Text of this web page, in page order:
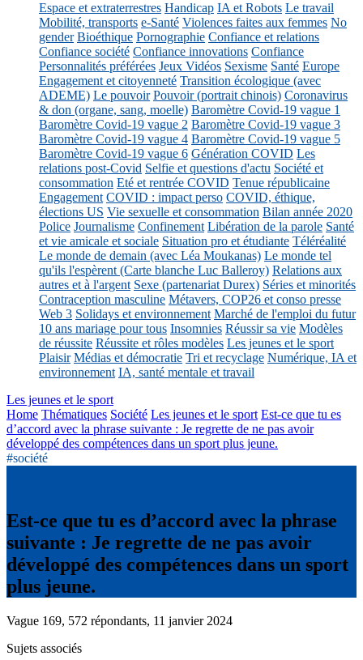
Espace et extraterrestres Handicap IA et Robots Le travail
Mobilité, transports e-Santé Violences faites aux femmes No
gender Bioéthique Pornographie Confiance et relations
Confiance société Confiance innovations Confiance
Personnalités préférées Jeux Vidéos Sexisme Santé Europe
Engagement et citoyenneté Transition écologique (avec
ADEME) Le pouvoir Pouvoir (portrait chinois) Coronavirus
& don (organe, sang, moelle) Baromètre Covid-19 vague 1
Baromètre Covid-19 vague 2 Baromètre Covid-19 vague 3
Baromètre Covid-19 vague 4 Baromètre Covid-19 vague 5
Baromètre Covid-19 vague 6 Génération COVID Les
relations post-Covid Selfie et questions d'actu Société et
consommation Eté et rentrée COVID Tenue républicaine
Engagement COVID : impact perso COVID, éthique,
élections US Vie sexuelle et consommation Bilan année 2020
Police Journalisme Confinement Libération de la parole Santé
et vie amicale et sociale Situation pro et étudiante Téléréalité
Le monde de demain (avec Léa Moukanas) Le monde tel
qu'ils l'espèrent (Carte blanche Luc Balleroy) Relations aux
autres et à l'argent Sexe (partenariat Durex) Séries et minorités
Contraception masculine Métavers, COP26 et conso presse
Web 3 Solidays et environnement Marché de l'emploi du futur
10 ans mariage pour tous Insomnies Réussir sa vie Modèles
de réussite Réussite et rôles modèles Les jeunes et le sport
Plaisir Médias et démocratie Tri et recyclage Numérique, IA et
environnement IA, santé mentale et travail
Les jeunes et le sport
Home Thématiques Société Les jeunes et le sport Est-ce que tu es
d’accord avec la phrase suivante : Je regrette de ne pas avoir
développé des compétences dans un sport plus jeune.
#société
Est-ce que tu es d’accord avec la phrase
suivante : Je regrette de ne pas avoir
développé des compétences dans un sport
plus jeune.
Vague 169, 572 répondants, 11 janvier 2024
Sujets associés